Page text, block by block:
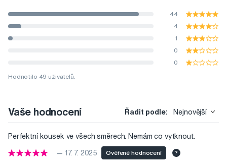
44
4
1
0
0
Hodnotilo 49 uživatelů.
Vaše hodnocení Řadit podle: Nejnovější
Perfektní kousek ve všech směrech. Nemám co vytknout.
— 17. 7. 2025 Ověřené hodnocení ?